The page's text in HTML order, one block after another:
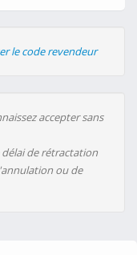
le code revendeur
accepter sans
de rétractation
ou de